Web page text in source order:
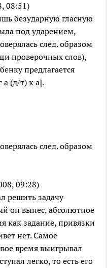
08:51)
безударную гласную
под ударением,
след. образом
проверочных слов),
предлагается
а (д/т) к а].
след. образом
09:28)
решить задачу
он вынес, абсолютное
как задание, привязки
нет. Самое
время выигрывал
легко, то есть его